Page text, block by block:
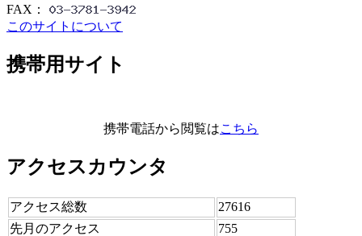
FAX：
このサイトについて
携帯用サイト
携帯電話から閲覧はこちら
アクセスカウンタ
アクセス総数
27616
先月のアクセス
755